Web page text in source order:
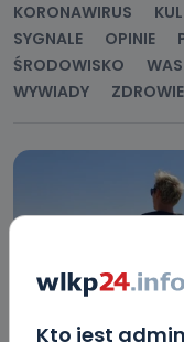
Kto jest
KORONAWIRUS
SYGNALE
OPINIE
ŚRODOWISKO
WYWIADY
ZDROWIE